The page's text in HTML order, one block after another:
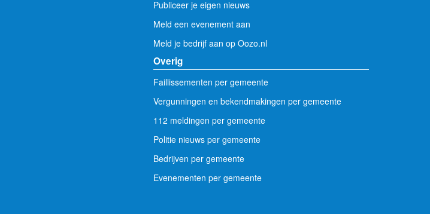
Publiceer je eigen nieuws
Meld een evenement aan
Meld je bedrijf aan op Oozo.nl
Overig
Faillissementen per gemeente
Vergunningen en bekendmakingen per gemeente
112 meldingen per gemeente
Politie nieuws per gemeente
Bedrijven per gemeente
Evenementen per gemeente